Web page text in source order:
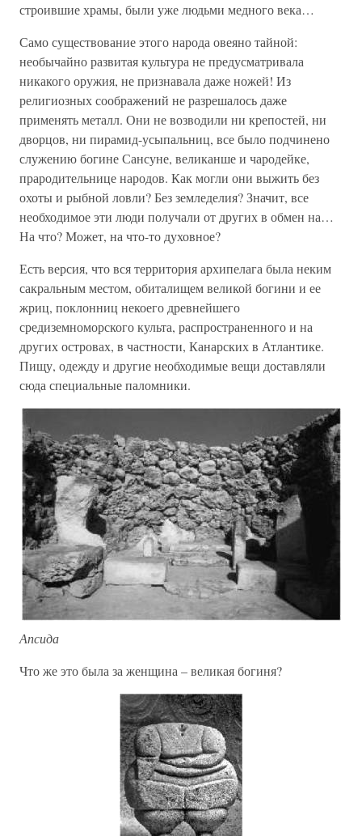
строившие храмы, были уже людьми медного века…
Само существование этого народа овеяно тайной:
необычайно развитая культура не предусматривала
никакого оружия, не признавала даже ножей! Из
религиозных соображений не разрешалось даже
применять металл. Они не возводили ни крепостей, ни
дворцов, ни пирамид-усыпальниц, все было подчинено
служению богине Сансуне, великанше и чародейке,
прародительнице народов. Как могли они выжить без
охоты и рыбной ловли? Без земледелия? Значит, все
необходимое эти люди получали от других в обмен на…
На что? Может, на что-то духовное?
Есть версия, что вся территория архипелага была неким
сакральным местом, обиталищем великой богини и ее
жриц, поклонниц некоего древнейшего
средиземноморского культа, распространенного и на
других островах, в частности, Канарских в Атлантике.
Пищу, одежду и другие необходимые вещи доставляли
сюда специальные паломники.
Апсида
Что же это была за женщина – великая богиня?